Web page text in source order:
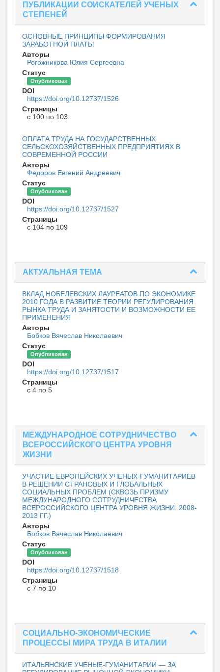
ПУБЛИКАЦИИ СОИСКАТЕЛЕЙ УЧЕНЫХ
СТЕПЕНЕЙ
ОСНОВНЫЕ ПРИНЦИПЫ ФОРМИРОВАНИЯ
ЗАРАБОТНОЙ ПЛАТЫ
Авторы
Рогожникова Юлия Сергеевна
Статус
Опубликован
DOI
https://doi.org/10.12737/1526
Страницы
с 100 по 103
ОПЛАТА ТРУДА НА ГОСУДАРСТВЕННЫХ
СЕЛЬСКОХОЗЯЙСТВЕННЫХ ПРЕДПРИЯТИЯХ В
СОВРЕМЕННОЙ РОССИИ
Авторы
Федоров Евгений Андреевич
Статус
Опубликован
DOI
https://doi.org/10.12737/1527
Страницы
с 104 по 109
АКТУАЛЬНАЯ ТЕМА
ВКЛАД НОБЕЛЕВСКИХ ЛАУРЕАТОВ ПО ЭКОНОМИКЕ
2010 ГОДА В РАЗВИТИЕ ТЕОРИИ РЕГУЛИРОВАНИЯ
РЫНКА ТРУДА И ЗАНЯТОСТИ И ВОЗМОЖНОСТИ ЕЕ
ПРИМЕНЕНИЯ
Авторы
Бобков Вячеслав Николаевич
Статус
Опубликован
DOI
https://doi.org/10.12737/1517
Страницы
с 4 по 5
МЕЖДУНАРОДНОЕ СОТРУДНИЧЕСТВО
ВСЕРОССИЙСКОГО ЦЕНТРА УРОВНЯ
ЖИЗНИ
УЧАСТИЕ ЕВРОПЕЙСКИХ УЧЕНЫХ-ГУМАНИТАРИЕВ
В РЕШЕНИИ СТРАНОВЫХ И ГЛОБАЛЬНЫХ
СОЦИАЛЬНЫХ ПРОБЛЕМ (СКВОЗЬ ПРИЗМУ
МЕЖДУНАРОДНОГО СОТРУДНИЧЕСТВА
ВСЕРОССИЙСКОГО ЦЕНТРА УРОВНЯ ЖИЗНИ: 2008-
2013 ГГ.)
Авторы
Бобков Вячеслав Николаевич
Статус
Опубликован
DOI
https://doi.org/10.12737/1518
Страницы
с 7 по 10
СОЦИАЛЬНО-ЭКОНОМИЧЕСКИЕ
ПРОЦЕССЫ МИРА ТРУДА В ИТАЛИИ
ИТАЛЬЯНСКИЕ УЧЕНЫЕ-ГУМАНИТАРИИ ― ЗА